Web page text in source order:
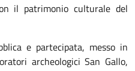
il patrimonio culturale del
e partecipata, messo in
archeologici San Gallo,